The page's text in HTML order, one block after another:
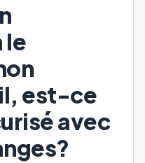
le
est-ce
avec